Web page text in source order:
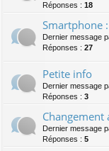
Réponses : 18
Smartphone
Dernier message
Réponses : 27
Petite info
Dernier message
Réponses : 3
Dernier message
Réponses : 5